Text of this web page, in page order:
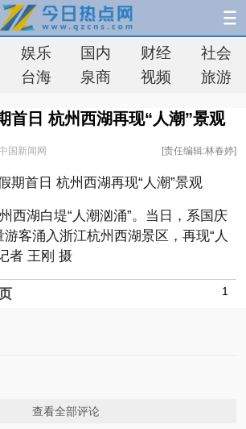
娱乐 国内 财经
社会
台海 泉商 视频 旅游
首日 杭州西湖再现“人潮”景观
国新闻网 [责任编辑:林春婷]
西湖白堤“人潮汹涌”。当日，系国庆
客涌入浙江杭州西湖景区，再现“人
者 王刚 摄
1
查看全部评论